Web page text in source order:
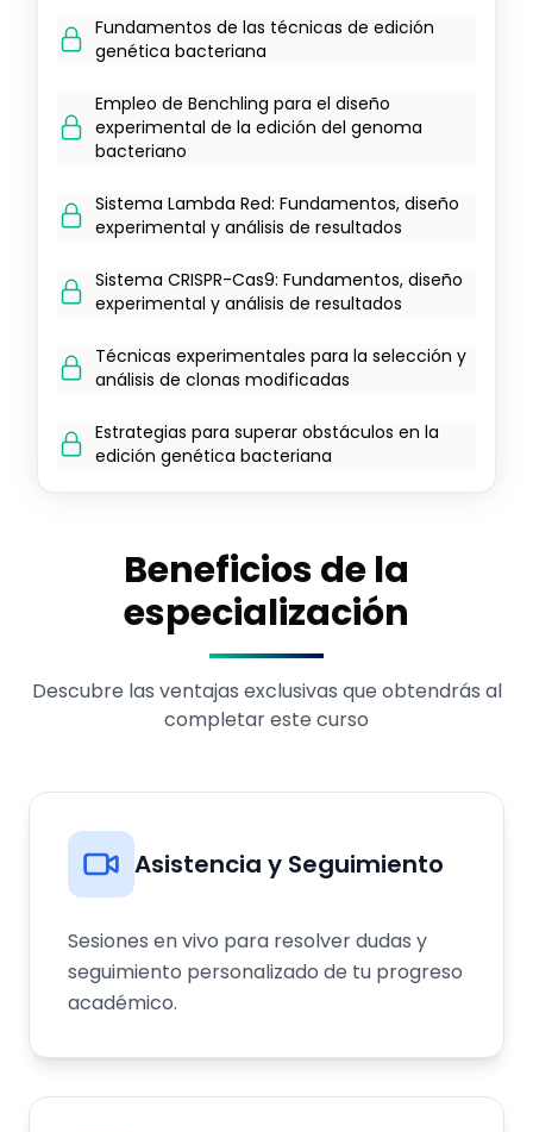
Fundamentos de las técnicas de edición
genética bacteriana
Empleo de Benchling para el diseño
experimental de la edición del genoma
bacteriano
Sistema Lambda Red: Fundamentos, diseño
experimental y análisis de resultados
Sistema CRISPR-Cas9: Fundamentos, diseño
experimental y análisis de resultados
Técnicas experimentales para la selección y
análisis de clonas modificadas
Estrategias para superar obstáculos en la
edición genética bacteriana
Beneficios de la
especialización
Descubre las ventajas exclusivas que obtendrás al
completar este curso
Asistencia y Seguimiento
Sesiones en vivo para resolver dudas y
seguimiento personalizado de tu progreso
académico.